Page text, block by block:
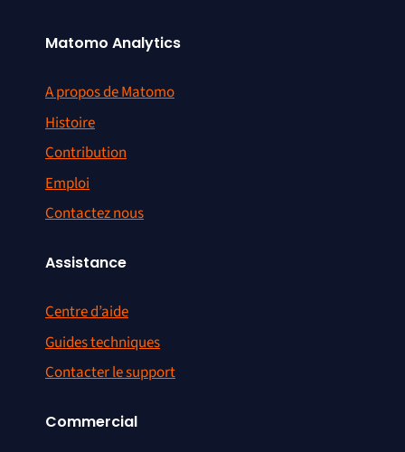
Matomo Analytics
A propos de Matomo
Histoire
Contribution
Emploi
Contactez nous
Assistance
Centre d’aide
Guides techniques
Contacter le support
Commercial